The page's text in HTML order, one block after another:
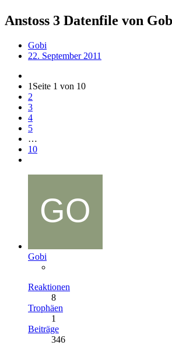
Anstoss 3 Datenfile von
Gobi
22. September 2011
1 Seite 1 von 10
2
3
4
5
…
10
Gobi
Reaktionen
8
Trophäen
1
Beiträge
346